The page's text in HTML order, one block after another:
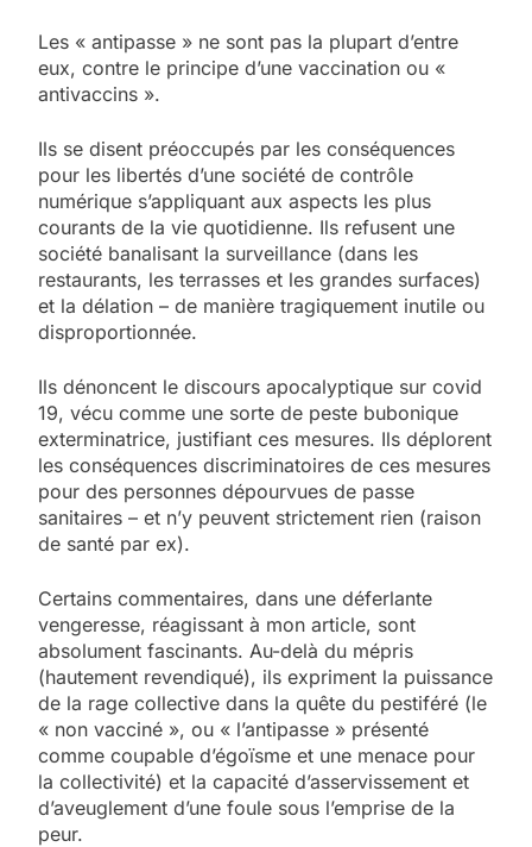
Les « antipasse » ne sont pas la plupart d’entre
eux, contre le principe d’une vaccination ou «
antivaccins ».
Ils se disent préoccupés par les conséquences
pour les libertés d’une société de contrôle
numérique s’appliquant aux aspects les plus
courants de la vie quotidienne. Ils refusent une
société banalisant la surveillance (dans les
restaurants, les terrasses et les grandes surfaces)
et la délation – de manière tragiquement inutile ou
disproportionnée.
Ils dénoncent le discours apocalyptique sur covid
19, vécu comme une sorte de peste bubonique
exterminatrice, justifiant ces mesures. Ils déplorent
les conséquences discriminatoires de ces mesures
pour des personnes dépourvues de passe
sanitaires – et n’y peuvent strictement rien (raison
de santé par ex).
Certains commentaires, dans une déferlante
vengeresse, réagissant à mon article, sont
absolument fascinants. Au-delà du mépris
(hautement revendiqué), ils expriment la puissance
de la rage collective dans la quête du pestiféré (le
« non vacciné », ou « l’antipasse » présenté
comme coupable d’égoïsme et une menace pour
la collectivité) et la capacité d’asservissement et
d’aveuglement d’une foule sous l’emprise de la
peur.